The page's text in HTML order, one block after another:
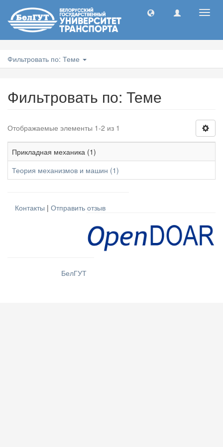
Фильтровать по: Теме
Фильтровать по: Теме
Отображаемые элементы 1-2 из 1
Прикладная механика (1)
Теория механизмов и машин (1)
Контакты | Отправить отзыв
БелГУТ